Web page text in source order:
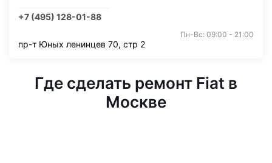
+7 (495) 128-01-88
Пн-Вс: 09:00 - 21:00
пр-т Юных ленинцев 70, стр 2
Где сделать ремонт Fiat в
Москве